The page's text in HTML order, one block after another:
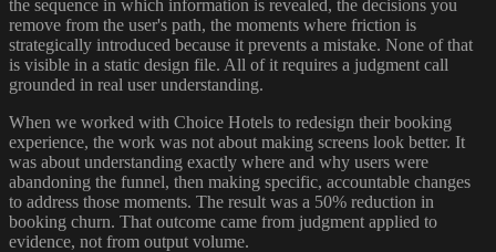
the sequence in which information is revealed, the decisions you
remove from the user's path, the moments where friction is
strategically introduced because it prevents a mistake. None of that
is visible in a static design file. All of it requires a judgment call
grounded in real user understanding.
When we worked with Choice Hotels to redesign their booking
experience, the work was not about making screens look better. It
was about understanding exactly where and why users were
abandoning the funnel, then making specific, accountable changes
to address those moments. The result was a 50% reduction in
booking churn. That outcome came from judgment applied to
evidence, not from output volume.